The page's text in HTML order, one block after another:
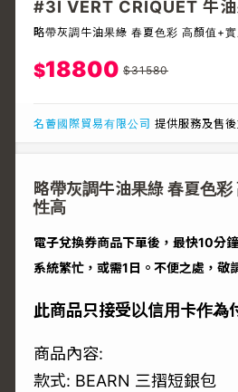
#3I VERT CRIQUET 牛
略帶灰調牛油果綠 春夏色彩 高顏值+
$18800 $31580
名薈國際貿易有限公司 提供服務及售
略帶灰調牛油果綠 春夏色
性高
電子兌換券商品下單後，最快10分
系統繁忙，或需1日。不便之處，敬
此商品只接受以信用卡作為
商品內容:
款式: BEARN 三摺短銀包